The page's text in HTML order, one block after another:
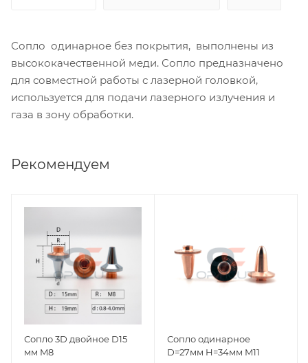
Сопло одинарное без покрытия, выполнены из
высококачественной меди. Сопло предназначено
для совместной работы с лазерной головкой,
используется для подачи лазерного излучения и
газа в зону обработки.
Рекомендуем
Сопло 3D двойное D15
мм M8
Сопло одинарное
D=27мм H=34мм M11